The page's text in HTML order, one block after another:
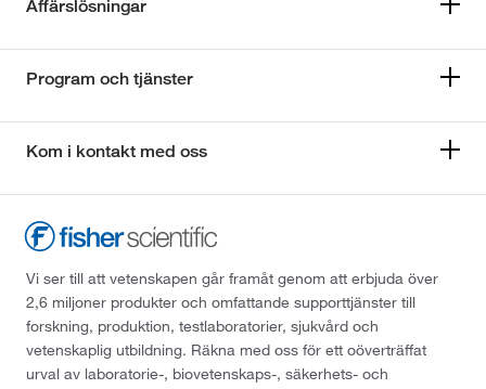
Affärslösningar
Program och tjänster
Kom i kontakt med oss
Vi ser till att vetenskapen går framåt genom att erbjuda över
2,6 miljoner produkter och omfattande supporttjänster till
forskning, produktion, testlaboratorier, sjukvård och
vetenskaplig utbildning. Räkna med oss för ett oöverträffat
urval av laboratorie-, biovetenskaps-, säkerhets- och